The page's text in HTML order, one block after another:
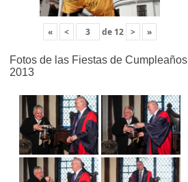
« < de 12 > »
Fotos de las Fiestas de Cumpleaños
2013